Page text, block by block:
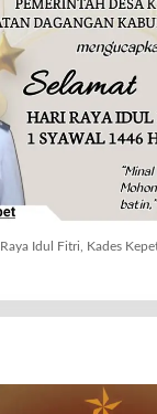
Idul Fitri, Kades